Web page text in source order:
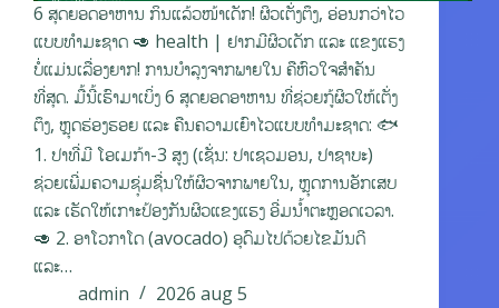
6 ສຸດຍອດອາຫານ ກິນແລ້ວໜ້າເດັກ! ຜິວເຕັ່ງຕຶງ, ອ່ອນກວ່າໄວ
ແບບທຳມະຊາດ 🥑 health | ຢາກມີຜິວເດັກ ແລະ ແຂງແຮງ
ບໍ່ແມ່ນເລື່ອງຍາກ! ການບຳລຸງຈາກພາຍໃນ ຄືຫົວໃຈສໍາຄັນ
ທີ່ສຸດ. ມື້ນີ້ເຮົາມາເບິ່ງ 6 ສຸດຍອດອາຫານ ທີ່ຊ່ວຍກູ້ຜິວໃຫ້ເຕັ່ງ
ຕຶງ, ຫຼຸດຮ່ອງຮອຍ ແລະ ຄືນຄວາມເຍົາໄວແບບທຳມະຊາດ: 🐟
1. ປາທີ່ມີ ໂອເມກ້າ-3 ສູງ (ເຊັ່ນ: ປາເຊວມອນ, ປາຊາບະ)
ຊ່ວຍເພີ່ມຄວາມຊຸ່ມຊື່ນໃຫ້ຜິວຈາກພາຍໃນ, ຫຼຸດການອັກເສບ
ແລະ ເຮັດໃຫ້ເກາະປ້ອງກັນຜິວແຂງແຮງ ອີ່ມນ້ຳຕະຫຼອດເວລາ.
🥑 2. ອາໂວກາໂດ (avocado) ອຸດົມໄປດ້ວຍໄຂມັນດີ
ແລະ…
admin
2026 aug 5